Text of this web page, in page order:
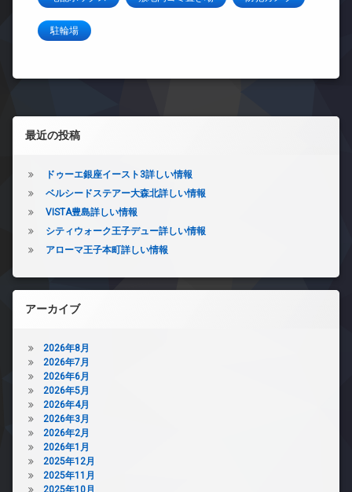
駐輪場
左サイドバー
最近の投稿
ドゥーエ銀座イースト3詳しい情報
ベルシードステアー大森北詳しい情報
VISTA豊島詳しい情報
シティウォーク王子デュー詳しい情報
アローマ王子本町詳しい情報
アーカイブ
2026年8月
2026年7月
2026年6月
2026年5月
2026年4月
2026年3月
2026年2月
2026年1月
2025年12月
2025年11月
2025年10月